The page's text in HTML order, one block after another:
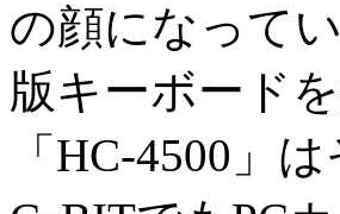
の顔になって
版キーボード
「HC-4500」